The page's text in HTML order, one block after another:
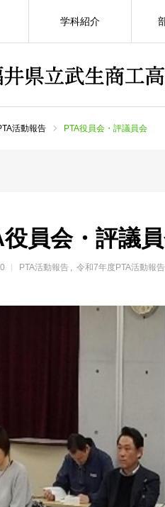
学科紹介
活動報告 PTA役員会・評議員会
役員会・評議
PTA活動報告 令和7年度PTA活動報告